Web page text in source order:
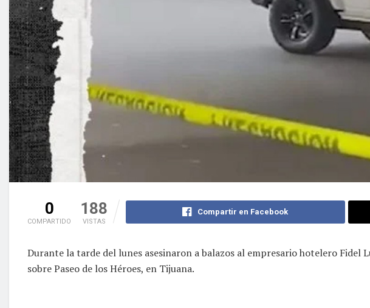
0
COMPARTIDO
188
VISTAS
Compartir en Facebook
Durante la tarde del lunes asesinaron a balazos al empresario hotelero
sobre Paseo de los Héroes, en Tijuana.